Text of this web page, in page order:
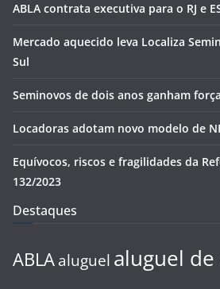
ABLA contrata executiva para o RJ e
Mercado aquecido leva Localiza
Sul
Seminovos de dois anos ganham
Locadoras adotam novo modelo de
Equívocos, riscos e fragilidades da
132/2023
Destaques
ABLA aluguel aluguel